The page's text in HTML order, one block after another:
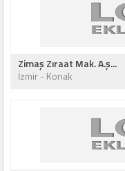
Zimaş Zıraat Mak. A.ş...
İzmir - Konak